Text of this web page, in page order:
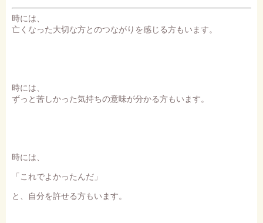
時には、
亡くなった大切な方とのつながりを感じる方もいます。
時には、
ずっと苦しかった気持ちの意味が分かる方もいます。
時には、
「これでよかったんだ」
と、自分を許せる方もいます。